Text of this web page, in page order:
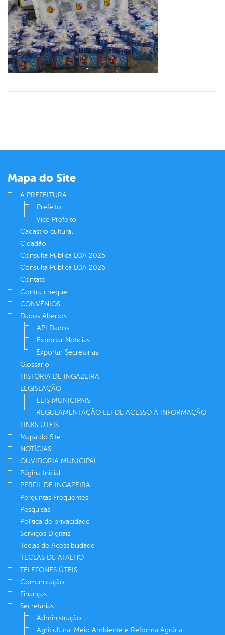
Mapa do Site
A PREFEITURA
Prefeito
Vice Prefeito
Cadastro cultural
Cidadão
Consulta Pública LOA 2025
Consulta Pública LOA 2026
Contato
Contra cheque
CONVÊNIOS
Dados Abertos
API Dados
Exportar Notícias
Exportar Secretarias
Glossário
HISTÓRIA DE INGAZEIRA
LEGISLAÇÃO
LEIS MUNICIPAIS
REGULAMENTAÇÃO LEI DE ACESSO À INFORMAÇÃO
LINKS ÚTEIS
Mapa do Site
NOTÍCIAS
OUVIDORIA MUNICIPAL
Página Inicial
PERFIL DE INGAZEIRA
Perguntas Frequentes
Pesquisas
Política de privacidade
Serviços Digitais
Teclas de Acessibilidade
TECLAS DE ATALHO
TELEFONES ÚTEIS
Comunicação
Finanças
Secretarias
Administração
Agricultura, Meio Ambiente e Reforma Agrária